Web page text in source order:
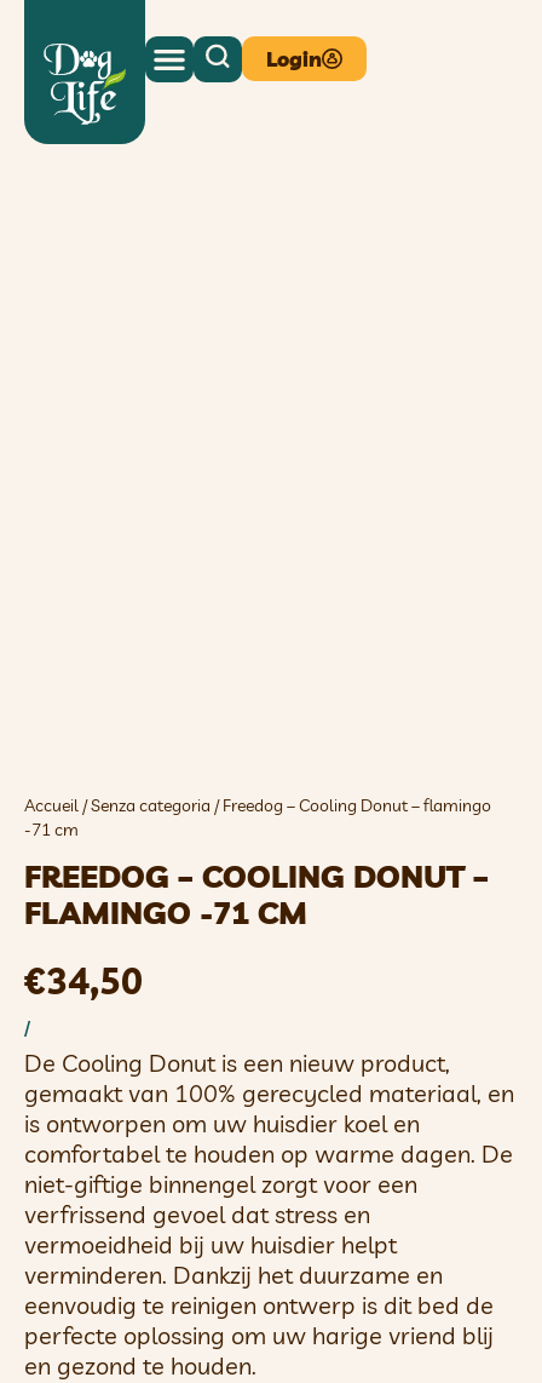
Login
Accueil /Senza categoria / Freedog – Cooling Donut – flamingo
-71 cm
FREEDOG – COOLING DONUT –
FLAMINGO -71 CM
€34,50
/
De Cooling Donut is een nieuw product,
gemaakt van 100% gerecycled materiaal, en
is ontworpen om uw huisdier koel en
comfortabel te houden op warme dagen. De
niet-giftige binnengel zorgt voor een
verfrissend gevoel dat stress en
vermoeidheid bij uw huisdier helpt
verminderen. Dankzij het duurzame en
eenvoudig te reinigen ontwerp is dit bed de
perfecte oplossing om uw harige vriend blij
en gezond te houden.